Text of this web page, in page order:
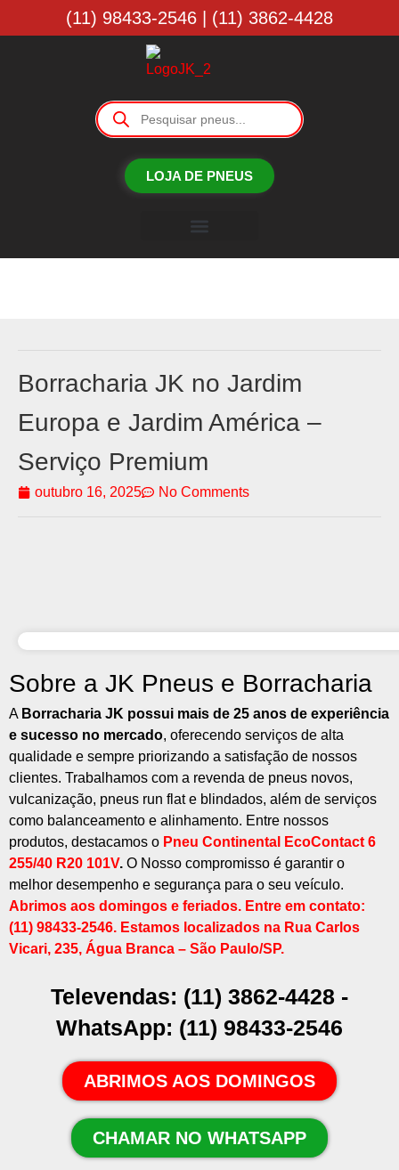
(11) 98433-2546 | (11) 3862-4428
LOJA DE PNEUS
Borracharia JK no Jardim
Europa e Jardim América –
Serviço Premium
outubro 16, 2025 No Comments
Sobre a JK Pneus e Borracharia
A Borracharia JK possui mais de 25 anos de experiência
e sucesso no mercado, oferecendo serviços de alta
qualidade e sempre priorizando a satisfação de nossos
clientes. Trabalhamos com a revenda de pneus novos,
vulcanização, pneus run flat e blindados, além de serviços
como balanceamento e alinhamento. Entre nossos
produtos, destacamos o Pneu Continental EcoContact 6
255/40 R20 101V. O Nosso compromisso é garantir o
melhor desempenho e segurança para o seu veículo.
Abrimos aos domingos e feriados. Entre em contato:
(11) 98433-2546. Estamos localizados na Rua Carlos
Vicari, 235, Água Branca – São Paulo/SP.
Televendas: (11) 3862-4428 -
WhatsApp: (11) 98433-2546
ABRIMOS AOS DOMINGOS
CHAMAR NO WHATSAPP